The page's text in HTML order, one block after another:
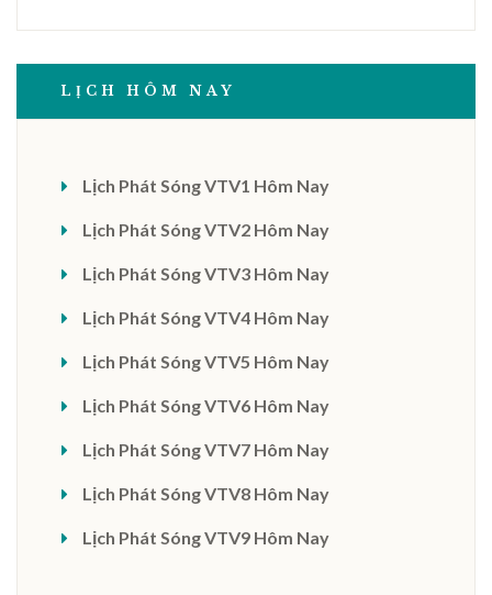
LỊCH HÔM NAY
Lịch Phát Sóng VTV1 Hôm Nay
Lịch Phát Sóng VTV2 Hôm Nay
Lịch Phát Sóng VTV3 Hôm Nay
Lịch Phát Sóng VTV4 Hôm Nay
Lịch Phát Sóng VTV5 Hôm Nay
Lịch Phát Sóng VTV6 Hôm Nay
Lịch Phát Sóng VTV7 Hôm Nay
Lịch Phát Sóng VTV8 Hôm Nay
Lịch Phát Sóng VTV9 Hôm Nay